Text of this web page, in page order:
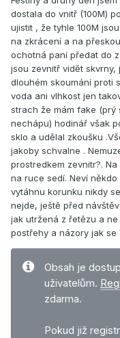
dostala do vnitř (100M)
ujistit , že tyhle 100M
na zkrácení a na
ochotná paní předat do
jsou zevnitř vidět
dlouhém skoumání proti
voda ani vlhkost jen
strach že mám fake (prý
nechápu) hodinář však
sklo a udělal zkoušku
jakoby schvalne .
prostredkem zevnitr?.
na ruce sedí. Neví
vytáhnu korunku nikdy
nejde, ještě před
jak utržená z řetězu a
postřehy a názory jak se
Obsah je
uživatelům.
zdarma.
Pokud již